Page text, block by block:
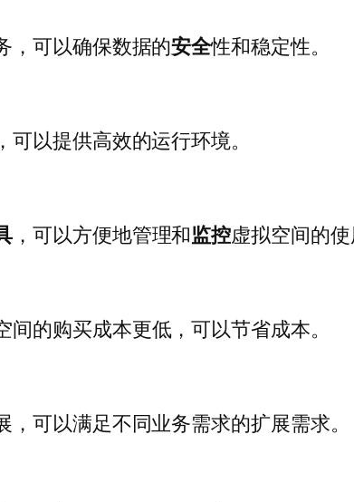
，可以确保数据的安全性和稳定性。
以提供高效的运行环境。
，可以方便地管理和监控虚拟空间的使
间的购买成本更低，可以节省成本。
可以满足不同业务需求的扩展需求。